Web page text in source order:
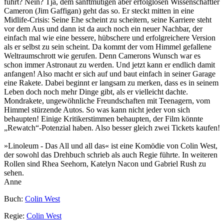
Cameron (Jim Gaffigan) geht das so. Er steckt mitten in eine
Midlife-Crisis: Seine Ehe scheint zu scheitern, seine Karriere steht
vor dem Aus und dann ist da auch noch ein neuer Nachbar, der
einfach mal wie eine bessere, hübschere und erfolgreichere Version
als er selbst zu sein scheint. Da kommt der vom Himmel gefallene
Weltraumschrott wie gerufen. Denn Camerons Wunsch war es
schon immer Astronaut zu werden. Und jetzt kann er endlich damit
anfangen! Also macht er sich auf und baut einfach in seiner Garage
eine Rakete. Dabei beginnt er langsam zu merken, dass es in seinem
Leben doch noch mehr Dinge gibt, als er vielleicht dachte.
Mondrakete, ungewöhnliche Freundschaften mit Teenagern, vom
Himmel stürzende Autos. So was kann nicht jeder von sich
behaupten! Einige Kritikerstimmen behaupten, der Film könnte
„Rewatch“-Potenzial haben. Also besser gleich zwei Tickets kaufen!
»Linoleum - Das All und all das« ist eine Komödie von Colin West,
der sowohl das Drehbuch schrieb als auch Regie führte. In weiteren
Rollen sind Rhea Seehorn, Katelyn Nacon und Gabriel Rush zu
sehen.
Anne
Buch: Colin West
Regie: Colin West